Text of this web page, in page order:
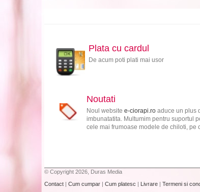
Plata cu cardul
De acum poti plati mai usor
Noutati
Noul website e-ciorapi.roaduce un plus
imbunatatita. Multumim pentru suportul
cele mai frumoase modele de chiloti, pe
© Copyright 2026, Duras Media
Contact | Cum cumpar | Cum platesc | Livrare | Termeni si